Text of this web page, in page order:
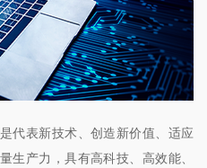
代表新技术、创造新价值、适应
生产力，具有高科技、高效能、